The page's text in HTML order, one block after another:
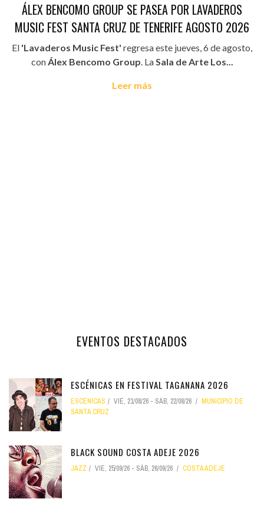
ÁLEX BENCOMO GROUP SE PASEA POR LAVADEROS
MUSIC FEST SANTA CRUZ DE TENERIFE AGOSTO 2026
El 'Lavaderos Music Fest' regresa este jueves, 6 de agosto,
conÁlex Bencomo Group. LaSala de Arte Los...
Leer más
EVENTOS DESTACADOS
ESCÉNICAS EN FESTIVAL TAGANANA 2026
ESCÉNICAS VIE, 21/08/26 - SÁB, 22/08/26
MUNICIPIO DE
SANTA CRUZ
BLACK SOUND COSTA ADEJE 2026
JAZZ VIE, 25/09/26 - SÁB, 26/09/26 COSTA ADEJE